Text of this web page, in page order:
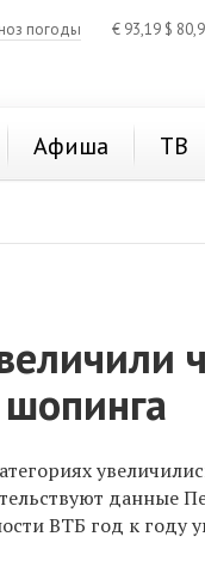
погоды € 93,19 $
Афиша ТВ
данные
ВТБ год к году